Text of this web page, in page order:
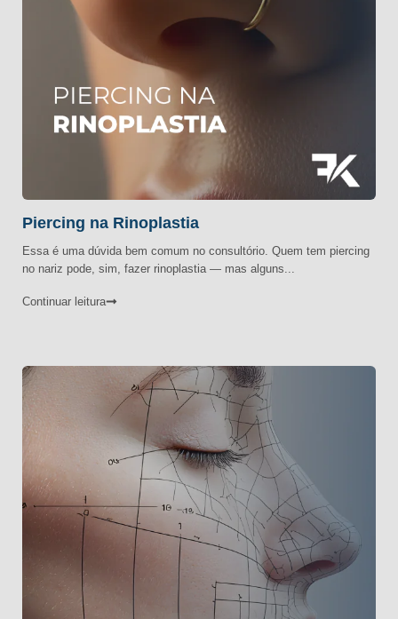
Piercing na Rinoplastia
Essa é uma dúvida bem comum no consultório. Quem tem piercing
no nariz pode, sim, fazer rinoplastia — mas alguns...
Continuar leitura